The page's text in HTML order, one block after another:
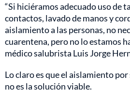
“Si hiciéramos adecuado uso de
contactos, lavado de manos y
aislamiento a las personas, no
cuarentena, pero no lo estamos
médico salubrista Luis Jorge
Lo claro es que el aislamiento
no es la solución viable.